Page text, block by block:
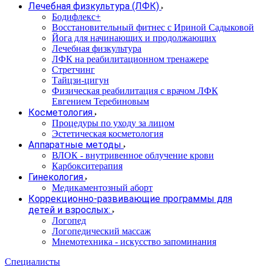
Лечебная физкультура (ЛФК)
Бодифлекс+
Восстановительный фитнес с Ириной Садыковой
Йога для начинающих и продолжающих
Лечебная физкультура
ЛФК на реабилитационном тренажере
Стретчинг
Тайцзи-цигун
Физическая реабилитация с врачом ЛФК
Евгением Теребиновым
Косметология
Процедуры по уходу за лицом
Эстетическая косметология
Аппаратные методы
ВЛОК - внутривенное облучение крови
Карбокситерапия
Гинекология
Медикаментозный аборт
Коррекционно-развивающие программы для
детей и взрослых:
Логопед
Логопедический массаж
Мнемотехника - искусство запоминания
Специалисты